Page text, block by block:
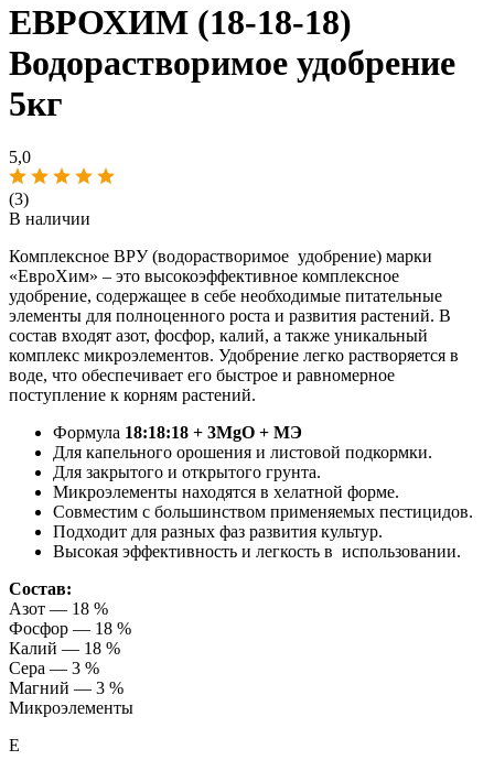
ЕВРОХИМ (18-18-18)
Водорастворимое удобрение
5кг
5,0
(3)
В наличии
Комплексное ВРУ (водорастворимое удобрение) марки
«ЕвроХим» – это высокоэффективное комплексное
удобрение, содержащее в себе необходимые питательные
элементы для полноценного роста и развития растений. В
состав входят азот, фосфор, калий, а также уникальный
комплекс микроэлементов. Удобрение легко растворяется в
воде, что обеспечивает его быстрое и равномерное
поступление к корням растений.
Формула 18:18:18 + 3MgO + МЭ
Для капельного орошения и листовой подкормки.
Для закрытого и открытого грунта.
Микроэлементы находятся в хелатной форме.
Совместим с большинством применяемых пестицидов.
Подходит для разных фаз развития культур.
Высокая эффективность и легкость в использовании.
Состав:
Азот — 18 %
Фосфор — 18 %
Калий — 18 %
Сера — 3 %
Магний — 3 %
Микроэлементы
Е